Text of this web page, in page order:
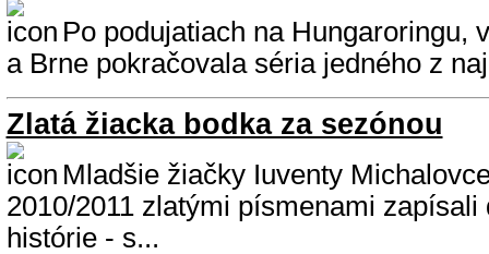
Po podujatiach na Hungaroringu,
a Brne pokračovala séria jedného z
Zlatá žiacka bodka za sezónou
Mladšie žiačky Iuventy
2010/2011 zlatými písmenami zapísali
histórie - s...